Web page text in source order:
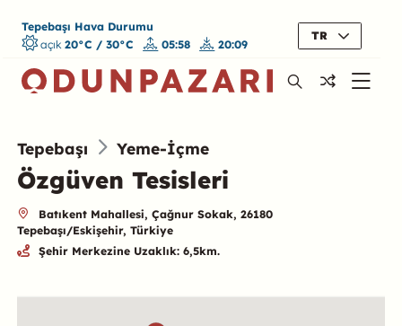
Tepebaşı Hava Durumu
açık 20°C / 30°C 05:58 20:09
TR
Tepebaşı Yeme-İçme
Özgüven Tesisleri
Batıkent Mahallesi, Çağnur Sokak, 26180
Tepebaşı/Eskişehir, Türkiye
Şehir Merkezine Uzaklık: 6,5km.